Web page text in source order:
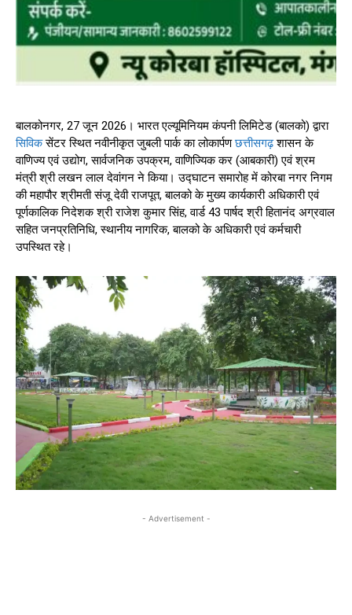
बालकोनगर, 27 जून 2026। भारत एल्यूमिनियम कंपनी लिमिटेड (बालको) द्वारा
सिविकसेंटर स्थित नवीनीकृत जुबली पार्क का लोकार्पणछत्तीसगढ़शासन के
वाणिज्य एवं उद्योग, सार्वजनिक उपक्रम, वाणिज्यिक कर (आबकारी) एवं श्रम
मंत्री श्री लखन लाल देवांगन ने किया। उद्घाटन समारोह में कोरबा नगर निगम
की महापौर श्रीमती संजू देवी राजपूत, बालको के मुख्य कार्यकारी अधिकारी एवं
पूर्णकालिक निदेशक श्री राजेश कुमार सिंह, वार्ड 43 पार्षद श्री हितानंद अग्रवाल
सहित जनप्रतिनिधि, स्थानीय नागरिक, बालको के अधिकारी एवं कर्मचारी
उपस्थित रहे।
- Advertisement -